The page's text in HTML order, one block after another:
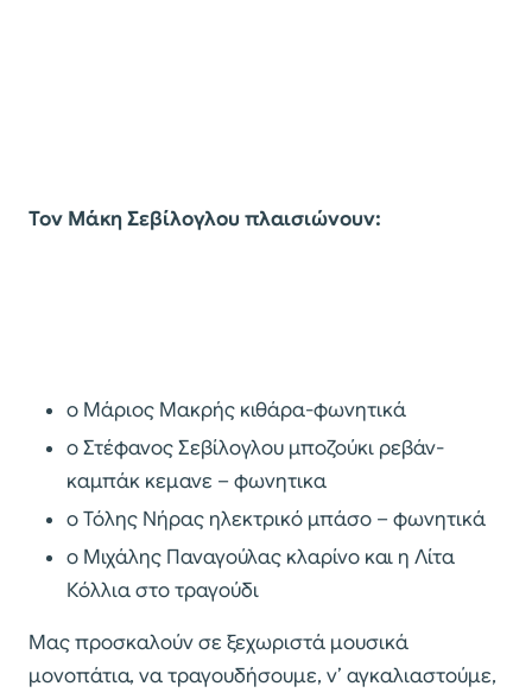
Τον Μάκη Σεβίλογλου πλαισιώνουν:
ο Μάριος Μακρής κιθάρα-φωνητικά
ο Στέφανος Σεβίλογλου μποζούκι ρεβάν-
καμπάκ κεμανε – φωνητικα
ο Τόλης Νήρας ηλεκτρικό μπάσο – φωνητικά
ο Μιχάλης Παναγούλας κλαρίνο και η Λίτα
Κόλλια στο τραγούδι
Mας προσκαλούν σε ξεχωριστά μουσικά
μονοπάτια, να τραγουδήσουμε, ν’ αγκαλιαστούμε,